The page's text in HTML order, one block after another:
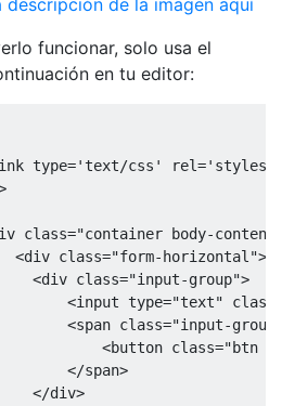
funcionar, solo usa el
en tu editor:
type='text/css' rel=
class="container body-
<div class="form-horizontal">
<div class="input-group">
<input type="text" class
<span class="input-
<button class="btn
</span>
</div>